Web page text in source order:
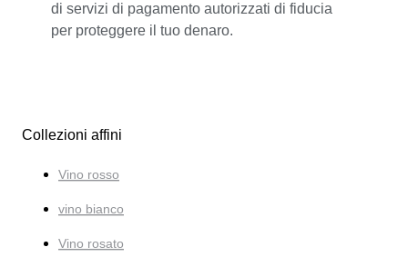
di servizi di pagamento autorizzati di fiducia
per proteggere il tuo denaro.
Collezioni affini
Vino rosso
vino bianco
Vino rosato